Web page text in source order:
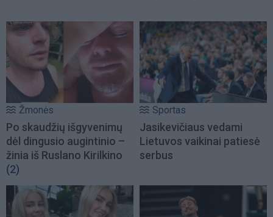
Žmonės
Po skaudžių išgyvenimų
dėl dingusio augintinio –
žinia iš Ruslano Kirilkino
(2)
Sportas
Jasikevičiaus vedami
Lietuvos vaikinai patiesė
serbus